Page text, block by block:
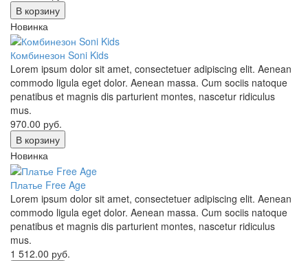
В корзину
Новинка
Комбинезон Soni Kids
Lorem ipsum dolor sit amet, consectetuer adipiscing elit. Aenean
commodo ligula eget dolor. Aenean massa. Cum sociis natoque
penatibus et magnis dis parturient montes, nascetur ridiculus
mus.
970.00 руб.
В корзину
Новинка
Платье Free Age
Lorem ipsum dolor sit amet, consectetuer adipiscing elit. Aenean
commodo ligula eget dolor. Aenean massa. Cum sociis natoque
penatibus et magnis dis parturient montes, nascetur ridiculus
mus.
1 512.00 руб.